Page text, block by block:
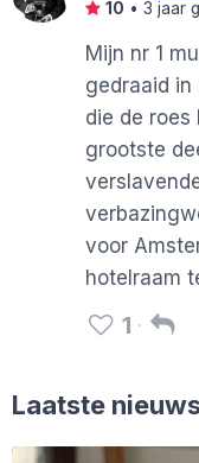
10 • 3 jaar
Mijn nr 1
gedraaid
die de roes
grootste
voor
hotelraam
1
Laatste